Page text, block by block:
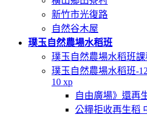
新竹市光復路
自然谷木屋
璞玉自然農場水稻班
璞玉自然農場水稻班課
璞玉自然農場水稻班-
10 xp
自由廣場》還再
公糧拒收再生稻